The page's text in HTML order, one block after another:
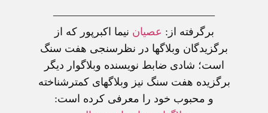
———————————————
برگرفته از: عصيان نيما اکبرپور که از
برگزيدگان وبلاگها در نظرسنجی هفت سنگ
است؛ شادی ضابط نويسنده وبلاگوار ديگر
برگزيده هفت سنگ نيز وبلاگهای کمترشناخته
و محبوب خود را معرفی کرده است: